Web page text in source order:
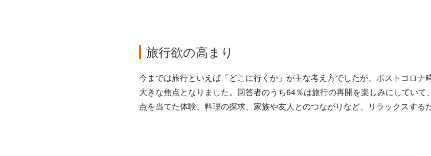
旅行欲の高まり
今までは旅行といえば「どこに行くか」が主な考え方でしたが、ポストコロナ
大きな焦点となりました。回答者のうち64％は旅行の再開を楽しみにしていて
点を当てた体験、料理の探求、家族や友人とのつながりなど、リラックスする